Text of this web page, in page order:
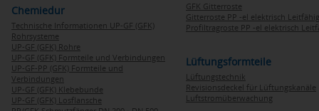
Chemiedur
Technische Informationen UP-GF (GFK)
Rohrsysteme
UP-GF (GFK) Rohre
UP-GF (GFK) Formteile und Verbindungen
UP-GF-PP (GFK) Formteile und
Verbindungen
UP-GF (GFK) Klebebunde
UP-GF (GFK) Losflansche
GFK Gitterroste
Gitterroste PP -el elektrisch Leitfähig
Profiltragroste PP -el elektrisch
Lüftungsformteile
Lüftungstechnik
Revisionsdeckel für Lüftungskanäle
Luftstromüberwachung